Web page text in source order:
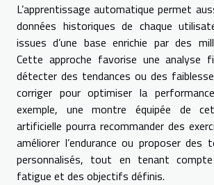
L’apprentissage automatique permet
données historiques de chaque
issues d’une base enrichie par des
Cette approche favorise une analyse
détecter des tendances ou des
corriger pour optimiser la
exemple, une montre équipée de
artificielle pourra recommander des
améliorer l’endurance ou proposer des
personnalisés, tout en tenant
fatigue et des objectifs définis.